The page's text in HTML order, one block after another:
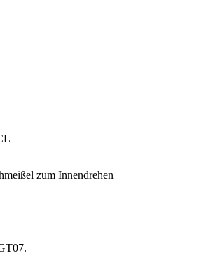
zum Innendrehen